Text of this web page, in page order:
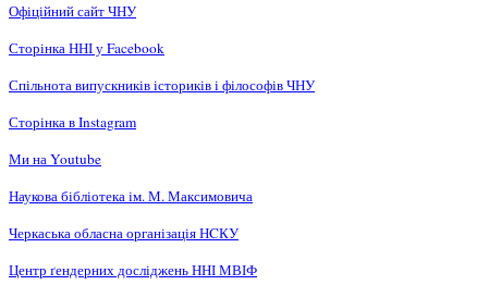
Офіційний сайт ЧНУ
Сторінка ННІ у Facebook
Спільнота випускників істориків і філософів ЧНУ
Сторінка в Instagram
Ми на Youtube
Наукова бібліотека ім. М. Максимовича
Черкаська обласна організація НCКУ
Центр ґендерних досліджень ННІ МВІФ